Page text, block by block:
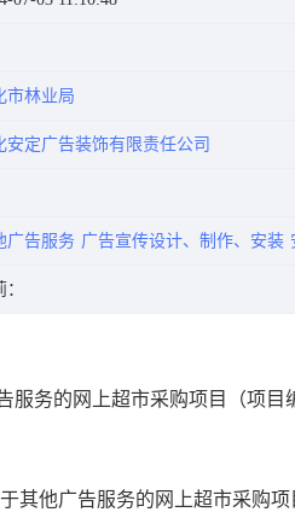
市林业局
安定广告装饰有限责任公司
广告服务 广告宣传设计、制作、安装
服务的网上超市采购项目
（项目
其他广告服务的网上超市采购项